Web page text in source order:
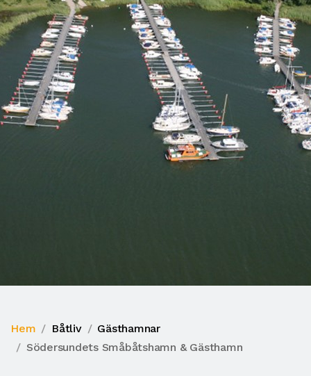
Hem Båtliv
Gästhamnar
Södersundets Småbåtshamn & Gästhamn